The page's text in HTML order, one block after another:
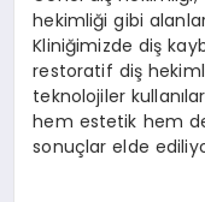
hekimliği gibi
Kliniğimizde diş
restoratif diş
teknolojiler
hem estetik hem
sonuçlar elde